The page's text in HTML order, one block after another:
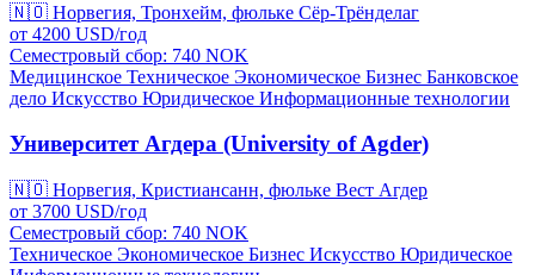
🇳🇴 Норвегия, Тронхейм, фюльке Сёр-Трёнделаг
от 4200 USD/год
Семестровый сбор: 740 NOK
Медицинское Техническое Экономическое Бизнес Банковское
дело Искусство Юридическое Информационные технологии
Университет Агдера (University of Agder)
🇳🇴 Норвегия, Кристиансанн, фюльке Вест Агдер
от 3700 USD/год
Семестровый сбор: 740 NOK
Техническое Экономическое Бизнес Искусство Юридическое